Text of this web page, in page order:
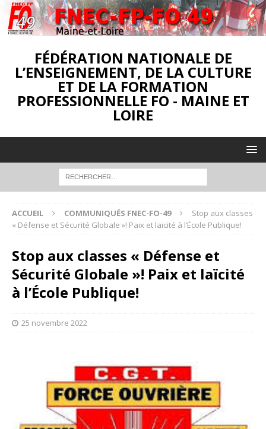
FÉDÉRATION NATIONALE DE
L’ENSEIGNEMENT, DE LA CULTURE
ET DE LA FORMATION
PROFESSIONNELLE FO - MAINE ET
LOIRE
ACCUEIL COMMUNIQUÉS FNEC-FO-49
Stop aux classes
« Défense et Sécurité Globale »! Paix et laïcité à l’École Publique!
Stop aux classes « Défense et
Sécurité Globale »! Paix et laïcité
à l’École Publique!
25 novembre 2022